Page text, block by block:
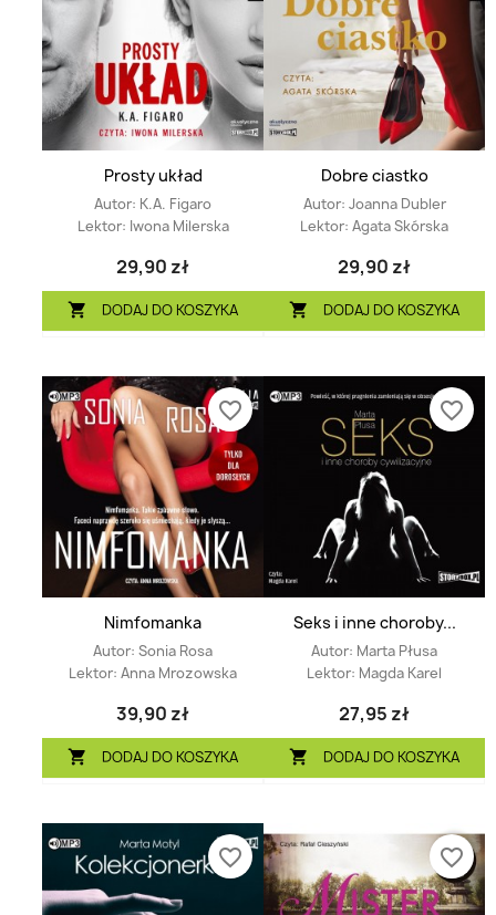
Prosty układ
Autor: K.A. Figaro
Lektor: Iwona Milerska
29,90 zł
 DODAJ DO KOSZYKA
Dobre ciastko
Autor: Joanna Dubler
Lektor: Agata Skórska
29,90 zł
 DODAJ DO KOSZYKA
Nimfomanka
Autor: Sonia Rosa
Lektor: Anna Mrozowska
39,90 zł
 DODAJ DO KOSZYKA
favorite_border
Seks i inne choroby...
Autor: Marta Płusa
Lektor: Magda Karel
27,95 zł
 DODAJ DO KOSZYKA
favorite_border
favorite_border favorite_border